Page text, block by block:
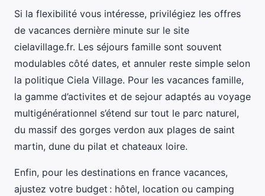
Si la flexibilité vous intéresse, privilégiez les offres
de vacances dernière minute sur le site
cielavillage.fr. Les séjours famille sont souvent
modulables côté dates, et annuler reste simple selon
la politique Ciela Village. Pour les vacances famille,
la gamme d’activites et de sejour adaptés au voyage
multigénérationnel s’étend sur tout le parc naturel,
du massif des gorges verdon aux plages de saint
martin, dune du pilat et chateaux loire.
Enfin, pour les destinations en france vacances,
ajustez votre budget : hôtel, location ou camping